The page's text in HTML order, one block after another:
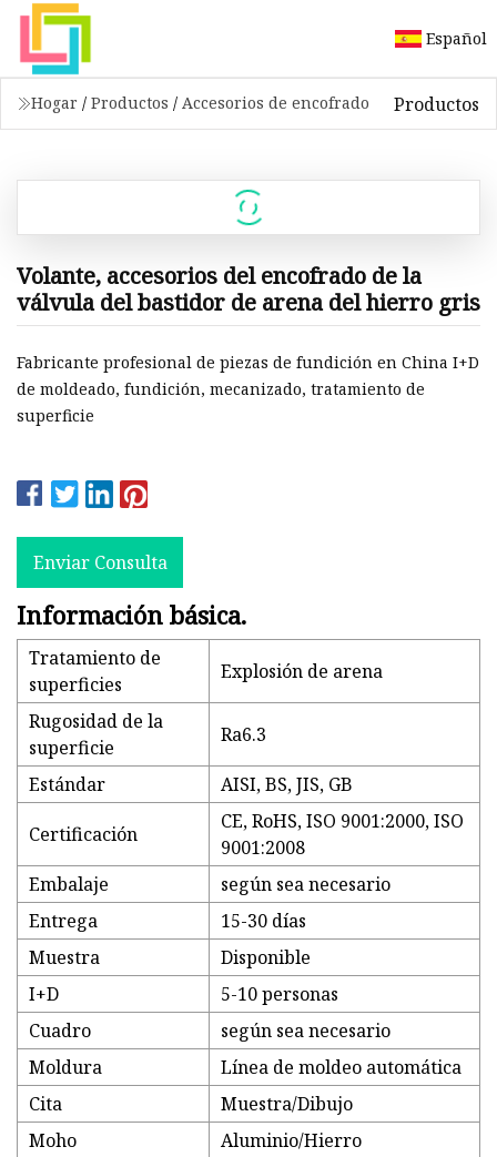
Español
Hogar / Productos / Accesorios de encofrado Productos
Volante, accesorios del encofrado de la
válvula del bastidor de arena del hierro gris
Fabricante profesional de piezas de fundición en China I+D
de moldeado, fundición, mecanizado, tratamiento de
superficie
Enviar Consulta
Información básica.
Tratamiento de
superficies
Explosión de arena
Rugosidad de la
superficie
Ra6.3
Estándar AISI, BS, JIS, GB
Certificación
CE, RoHS, ISO 9001:2000, ISO
9001:2008
Embalaje
según sea necesario
Entrega
15-30 días
Muestra
Disponible
I+D
5-10 personas
Cuadro
según sea necesario
Moldura
Línea de moldeo automática
Cita
Muestra/Dibujo
Moho
Aluminio/Hierro